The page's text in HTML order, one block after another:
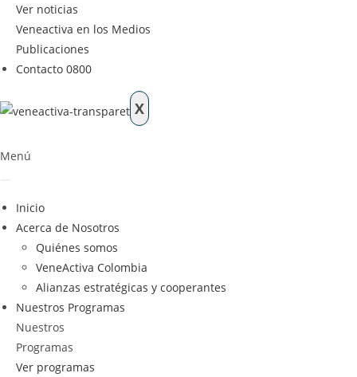
Ver noticias
Veneactiva en los Medios
Publicaciones
Contacto 0800
X
Menú
Inicio
Acerca de Nosotros
Quiénes somos
VeneActiva Colombia
Alianzas estratégicas y cooperantes
Nuestros Programas
Nuestros
Programas
Ver programas